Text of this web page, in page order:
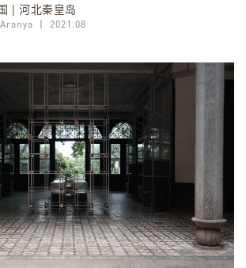
| 河北秦皇岛
2021.08